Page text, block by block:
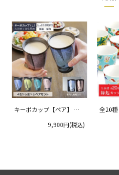
キーポカップ【ペア】 ラ
9,900円(税込)
全20